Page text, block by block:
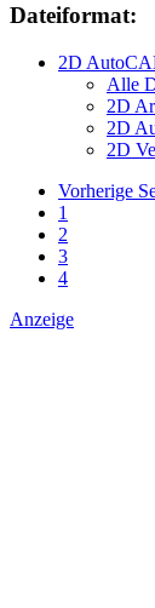
Dateiformat:
2D
Alle
2D
2D
2D
Vorherige
1
2
3
4
Anzeige